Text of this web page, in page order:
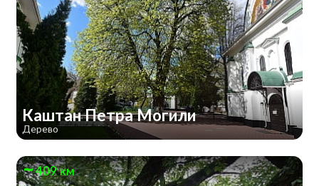
Каштан Петра Могили
Дерево
409 км